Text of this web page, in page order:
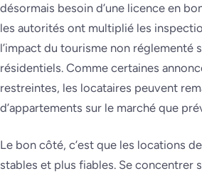
désormais besoin d’une licence en
les autorités ont multiplié les
l’impact du tourisme non réglementé
résidentiels. Comme certaines
restreintes, les locataires peuvent
d’appartements sur le marché que
Le bon côté, c’est que les locations
stables et plus fiables. Se concentrer